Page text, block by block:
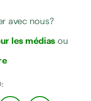
avec nous?
les médias ou